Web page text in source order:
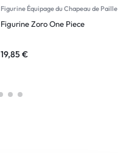
Figurine Équipage du Chapeau de Paille
Figurine Zoro One Piece
19,85 €